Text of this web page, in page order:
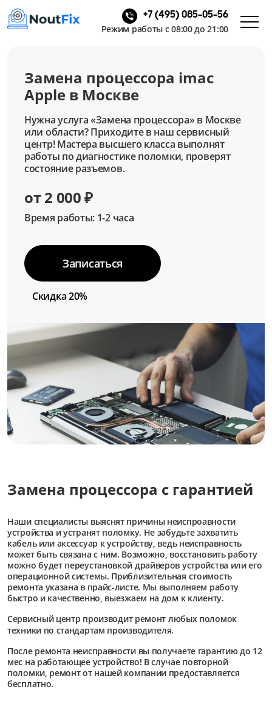
+7 (495) 085-05-56
Режим работы с 08:00 до 21:00
Замена процессора imac
Apple в Москве
Нужна услуга «Замена процессора» в Москве
или области? Приходите в наш сервисный
центр! Мастера высшего класса выполнят
работы по диагностике поломки, проверят
состояние разъемов.
от 2 000 ₽
Время работы: 1-2 часа
Записаться
Скидка 20%
Замена процессора с гарантией
Наши специалисты выяснят причины неиспроавности
устройства и устранят поломку. Не забудьте захватить
кабель или аксессуар к устройству, ведь неисправность
может быть связана с ним. Возможно, восстановить работу
можно будет переустановкой драйверов устройства или его
операционной системы. Приблизительная стоимость
ремонта указана в прайс-листе. Мы выполняем работу
быстро и качественно, выезжаем на дом к клиенту.
Сервисный центр производит ремонт любых поломок
техники по стандартам производителя.
После ремонта неисправности вы получаете гарантию до 12
мес на работающее устройство! В случае повторной
поломки, ремонт от нашей компании предоставляется
бесплатно.